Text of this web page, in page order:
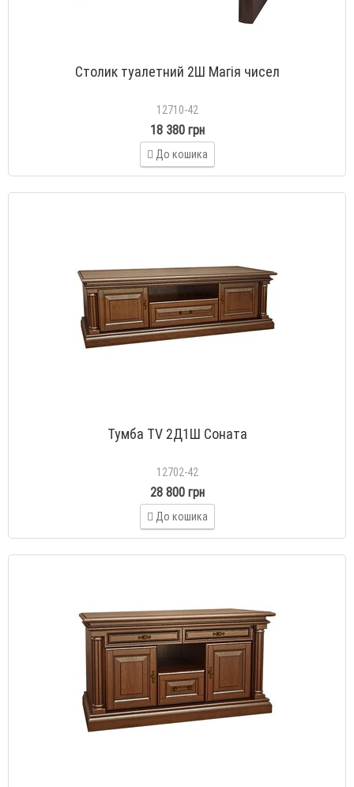
Столик туалетний 2Ш Магія чисел
12710-42
18 380 грн
До кошика
Тумба TV 2Д1Ш Соната
12702-42
28 800 грн
До кошика